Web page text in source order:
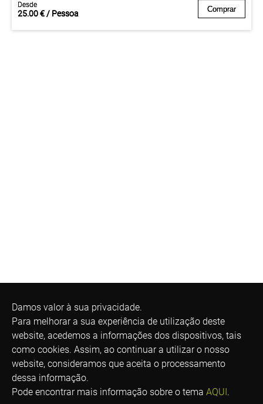
Damos valor à sua privacidade.
Para melhorar a sua experiência de utilização deste
website, acedemos a informações dos dispositivos, tais
como cookies. Assim, ao continuar a utilizar o nosso
website, consideramos que aceita o processamento
dessa informação.
Pode encontrar mais informação sobre o tema AQUI.
Desde
25.00 € / Pessoa Comprar
Desde
25.00 € / Pessoa Comprar